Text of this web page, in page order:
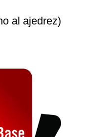
al ajedrez)